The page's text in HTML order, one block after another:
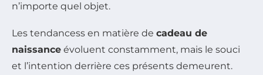
n’importe quel objet.
Les tendancess en matière de cadeau de
naissance évoluent constamment, mais le souci
et l’intention derrière ces présents demeurent.